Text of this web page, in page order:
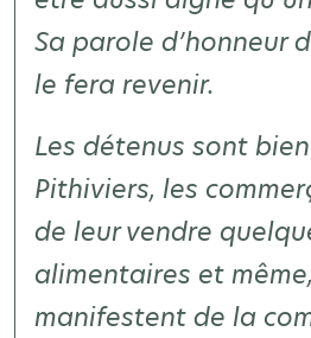
Sa parole d’honneur
le fera revenir.
Les détenus sont
Pithiviers, les
de leur vendre
alimentaires et
manifestent de la